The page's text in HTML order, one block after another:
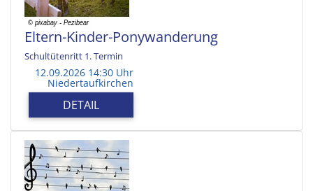
Eltern-Kinder-Ponywanderung
Schultütenritt 1. Termin
12.09.2026 14:30 Uhr
Niedertaufkirchen
DETAIL